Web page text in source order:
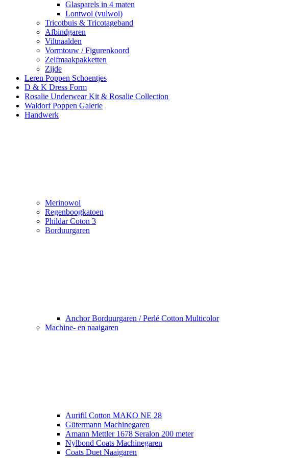
Glasparels in 4 maten
Lontwol (vulwol)
Tricotbuis & Tricotageband
Afbindgaren
Viltnaalden
Vormtouw / Figurenkoord
Zelfmaakpakketten
Zijde
Leren Poppen Schoentjes
D & K Dress Form
Rosalie Underwear Kit & Rosalie Collection
Waldorf Poppen Galerie
Handwerk
Merinowol
Regenboogkatoen
Phildar Coton 3
Borduurgaren
Anchor Borduurgaren / Perlé Cotton Multicolor
Machine- en naaigaren
Aurifil Cotton MAKO NE 28
Gütermann Machinegaren
Amann Mettler 1678 Seralon 200 meter
Nylbond Coats Machinegaren
Coats Duet Naaigaren